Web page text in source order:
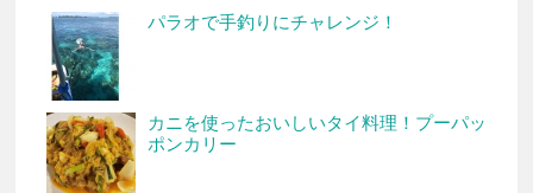
パラオで手釣りにチャレンジ！
カニを使ったおいしいタイ料理！プーパッ
ポンカリー